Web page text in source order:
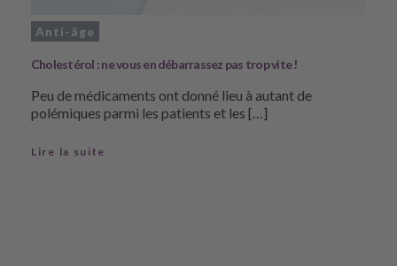
Anti-âge
Cholestérol : ne vous en débarrassez pas trop vite !
Peu de médicaments ont donné lieu à autant de
polémiques parmi les patients et les […]
Lire la suite